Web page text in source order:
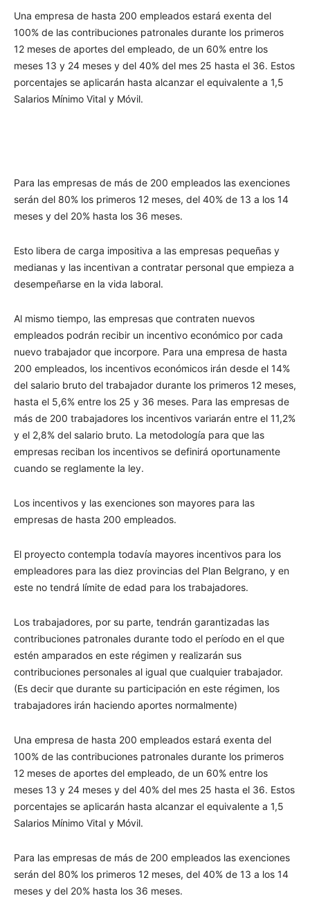
Una empresa de hasta 200 empleados estará exenta del
100% de las contribuciones patronales durante los primeros
12 meses de aportes del empleado, de un 60% entre los
meses 13 y 24 meses y del 40% del mes 25 hasta el 36. Estos
porcentajes se aplicarán hasta alcanzar el equivalente a 1,5
Salarios Mínimo Vital y Móvil.
Para las empresas de más de 200 empleados las exenciones
serán del 80% los primeros 12 meses, del 40% de 13 a los 14
meses y del 20% hasta los 36 meses.
Esto libera de carga impositiva a las empresas pequeñas y
medianas y las incentivan a contratar personal que empieza a
desempeñarse en la vida laboral.
Al mismo tiempo, las empresas que contraten nuevos
empleados podrán recibir un incentivo económico por cada
nuevo trabajador que incorpore. Para una empresa de hasta
200 empleados, los incentivos económicos irán desde el 14%
del salario bruto del trabajador durante los primeros 12 meses,
hasta el 5,6% entre los 25 y 36 meses. Para las empresas de
más de 200 trabajadores los incentivos variarán entre el 11,2%
y el 2,8% del salario bruto. La metodología para que las
empresas reciban los incentivos se definirá oportunamente
cuando se reglamente la ley.
Los incentivos y las exenciones son mayores para las
empresas de hasta 200 empleados.
El proyecto contempla todavía mayores incentivos para los
empleadores para las diez provincias del Plan Belgrano, y en
este no tendrá límite de edad para los trabajadores.
Los trabajadores, por su parte, tendrán garantizadas las
contribuciones patronales durante todo el período en el que
estén amparados en este régimen y realizarán sus
contribuciones personales al igual que cualquier trabajador.
(Es decir que durante su participación en este régimen, los
trabajadores irán haciendo aportes normalmente)
Una empresa de hasta 200 empleados estará exenta del
100% de las contribuciones patronales durante los primeros
12 meses de aportes del empleado, de un 60% entre los
meses 13 y 24 meses y del 40% del mes 25 hasta el 36. Estos
porcentajes se aplicarán hasta alcanzar el equivalente a 1,5
Salarios Mínimo Vital y Móvil.
Para las empresas de más de 200 empleados las exenciones
serán del 80% los primeros 12 meses, del 40% de 13 a los 14
meses y del 20% hasta los 36 meses.